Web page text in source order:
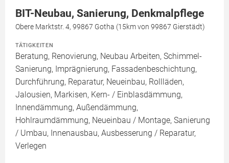
BIT-Neubau, Sanierung, Denkmalpflege
Obere Marktstr. 4, 99867 Gotha (15km von 99867 Gierstädt)
TÄTIGKEITEN
Beratung, Renovierung, Neubau Arbeiten, Schimmel-
Sanierung, Imprägnierung, Fassadenbeschichtung,
Durchführung, Reparatur, Neueinbau, Rollläden,
Jalousien, Markisen, Kern- / Einblasdämmung,
Innendämmung, Außendämmung,
Hohlraumdämmung, Neueinbau / Montage, Sanierung
/ Umbau, Innenausbau, Ausbesserung / Reparatur,
Verlegen